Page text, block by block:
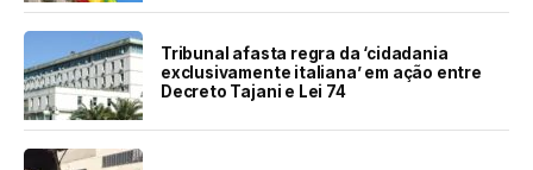
Tribunal afasta regra da ‘cidadania
exclusivamente italiana’ em ação entre
Decreto Tajani e Lei 74